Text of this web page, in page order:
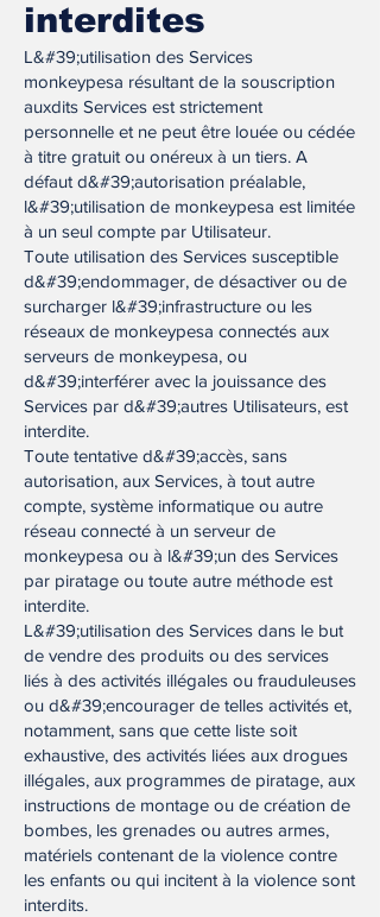
interdites
L&#39;utilisation des Services
monkeypesa résultant de la souscription
auxdits Services est strictement
personnelle et ne peut être louée ou cédée
à titre gratuit ou onéreux à un tiers. A
défaut d&#39;autorisation préalable,
l&#39;utilisation de monkeypesa est limitée
à un seul compte par Utilisateur.
Toute utilisation des Services susceptible
d&#39;endommager, de désactiver ou de
surcharger l&#39;infrastructure ou les
réseaux de monkeypesa connectés aux
serveurs de monkeypesa, ou
d&#39;interférer avec la jouissance des
Services par d&#39;autres Utilisateurs, est
interdite.
Toute tentative d&#39;accès, sans
autorisation, aux Services, à tout autre
compte, système informatique ou autre
réseau connecté à un serveur de
monkeypesa ou à l&#39;un des Services
par piratage ou toute autre méthode est
interdite.
L&#39;utilisation des Services dans le but
de vendre des produits ou des services
liés à des activités illégales ou frauduleuses
ou d&#39;encourager de telles activités et,
notamment, sans que cette liste soit
exhaustive, des activités liées aux drogues
illégales, aux programmes de piratage, aux
instructions de montage ou de création de
bombes, les grenades ou autres armes,
matériels contenant de la violence contre
les enfants ou qui incitent à la violence sont
interdits.